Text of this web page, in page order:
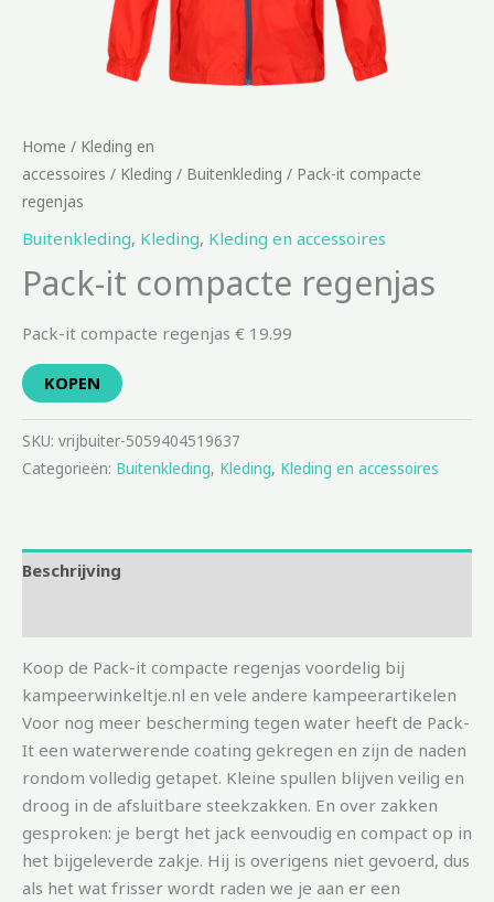
Home / Kleding en
accessoires / Kleding / Buitenkleding / Pack-it compacte
regenjas
Buitenkleding, Kleding, Kleding en accessoires
Pack-it compacte regenjas
Pack-it compacte regenjas € 19.99
KOPEN
SKU: vrijbuiter-5059404519637
Categorieën: Buitenkleding, Kleding, Kleding en accessoires
Beschrijving
Koop de Pack-it compacte regenjas voordelig bij
kampeerwinkeltje.nl en vele andere kampeerartikelen
Voor nog meer bescherming tegen water heeft de Pack-
It een waterwerende coating gekregen en zijn de naden
rondom volledig getapet. Kleine spullen blijven veilig en
droog in de afsluitbare steekzakken. En over zakken
gesproken: je bergt het jack eenvoudig en compact op in
het bijgeleverde zakje. Hij is overigens niet gevoerd, dus
als het wat frisser wordt raden we je aan er een